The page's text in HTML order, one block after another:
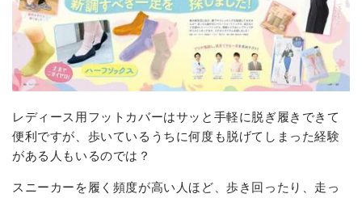
レディース用フットカバーはサッと手軽に脱ぎ履きできて
便利ですが、歩いているうちに何度も脱げてしまった経験
がある人もいるのでは？
スニーカーを履く頻度が高い人ほど、歩き回ったり、走っ